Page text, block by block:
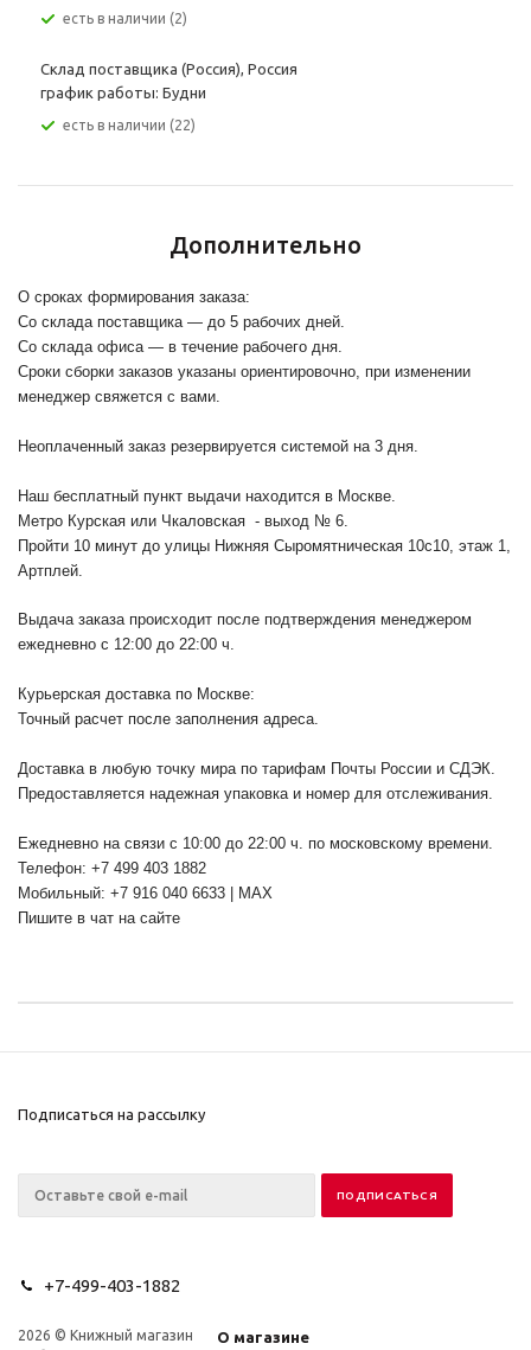
Есть в наличии (2)
Склад поставщика (Россия), Россия
график работы: Будни
Есть в наличии (22)
Дополнительно
О сроках формирования заказа:
Со склада поставщика — до 5 рабочих дней.
Со склада офиса — в течение рабочего дня.
Сроки сборки заказов указаны ориентировочно, при изменении
менеджер свяжется с вами.
Неоплаченный заказ резервируется системой на 3 дня.
Наш бесплатный пункт выдачи находится в Москве.
Метро Курская или Чкаловская - выход № 6.
Пройти 10 минут до улицы Нижняя Сыромятническая 10с10, этаж 1,
Артплей.
Выдача заказа происходит после подтверждения менеджером
ежедневно с 12:00 до 22:00 ч.
Курьерская доставка по Москве:
Точный расчет после заполнения адреса.
Доставка в любую точку мира по тарифам Почты России и СДЭК.
Предоставляется надежная упаковка и номер для отслеживания.
Ежедневно на связи с 10:00 до 22:00 ч. по московскому времени.
Телефон: +7 499 403 1882
Мобильный: +7 916 040 6633 | MAX
Пишите в чат на сайте
Подписаться на рассылку
+7-499-403-1882
2026 © Книжный магазин
О магазине